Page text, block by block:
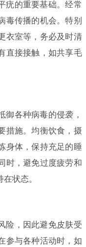
疣的重要基础。经常
毒传播的机会。特别
衣室等，务必及时清
直接接触，如共享毛
御各种病毒的侵袭，
措施。均衡饮食，摄
身体，保持充足的睡
时，避免过度疲劳和
状态。
险，因此避免皮肤受
参与各种活动时，如